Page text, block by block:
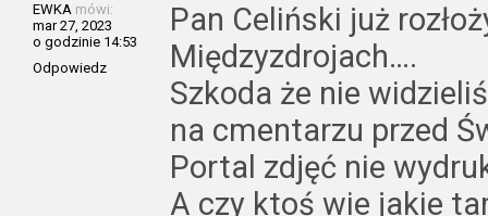
EWKA mówi:
mar 27, 2023
o godzinie 14:53
Odpowiedz
Pan Celiński już
Międzyzdrojach….
Szkoda że nie
na cmentarzu przed
Portal zdjęć nie
A czy ktoś wie jakie